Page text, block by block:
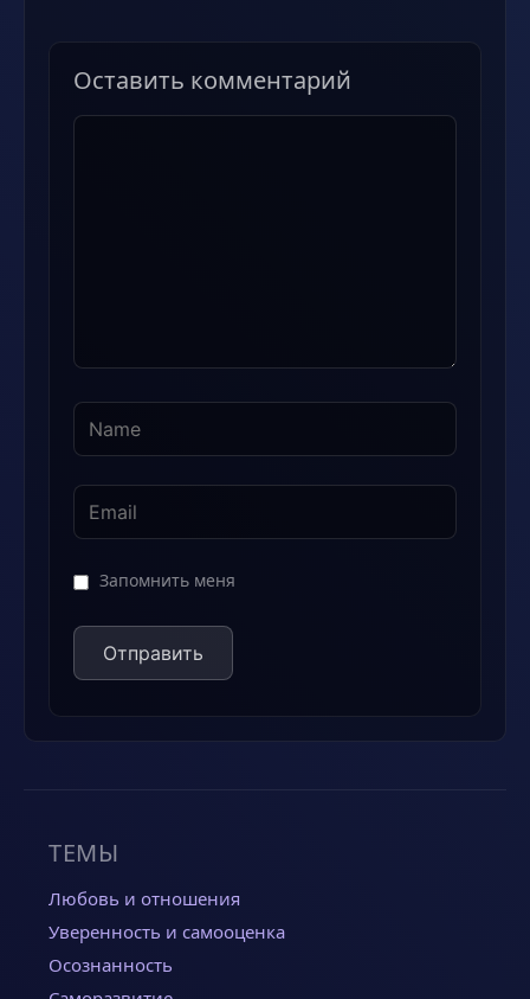
Оставить комментарий
Комментарий
Запомнить меня
ТЕМЫ
Любовь и отношения
Уверенность и самооценка
Осознанность